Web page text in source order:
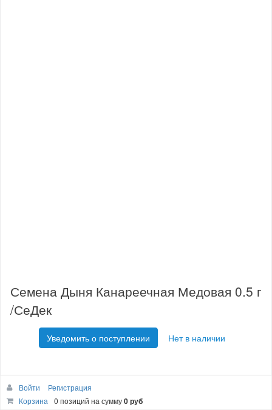
Семена Дыня Канареечная Медовая 0.5 г
/СеДек
Уведомить о поступлении Нет в наличии
Войти
Регистрация
Корзина
0 позиций на сумму0 руб